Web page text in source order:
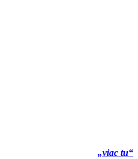
„viac tu“